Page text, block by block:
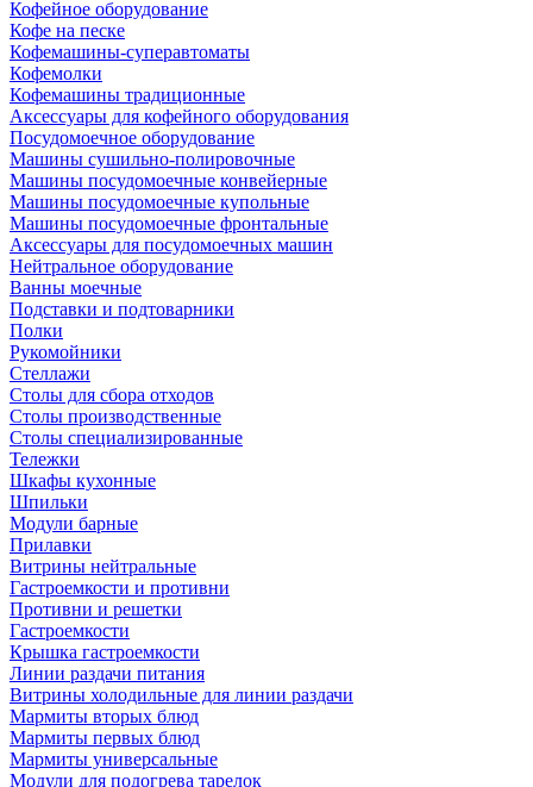
Кофейное оборудование
Кофе на песке
Кофемашины-суперавтоматы
Кофемолки
Кофемашины традиционные
Аксессуары для кофейного оборудования
Посудомоечное оборудование
Машины сушильно-полировочные
Машины посудомоечные конвейерные
Машины посудомоечные купольные
Машины посудомоечные фронтальные
Аксессуары для посудомоечных машин
Нейтральное оборудование
Ванны моечные
Подставки и подтоварники
Полки
Рукомойники
Стеллажи
Столы для сбора отходов
Столы производственные
Столы специализированные
Тележки
Шкафы кухонные
Шпильки
Модули барные
Прилавки
Витрины нейтральные
Гастроемкости и противни
Противни и решетки
Гастроемкости
Крышка гастроемкости
Линии раздачи питания
Витрины холодильные для линии раздачи
Мармиты вторых блюд
Мармиты первых блюд
Мармиты универсальные
Модули для подогрева тарелок